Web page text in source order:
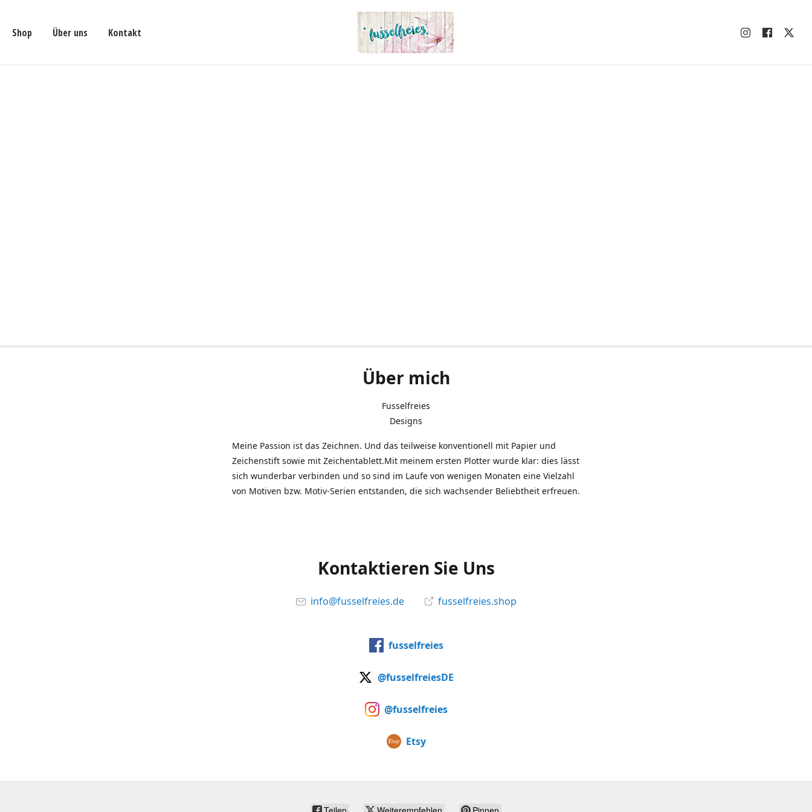
Shop Über uns Kontakt
Über mich
Fusselfreies
Designs
Meine Passion ist das Zeichnen. Und das teilweise konventionell mit Papier und
Zeichenstift sowie mit Zeichentablett.Mit meinem ersten Plotter wurde klar: dies lässt
sich wunderbar verbinden und so sind im Laufe von wenigen Monaten eine Vielzahl
von Motiven bzw. Motiv-Serien entstanden, die sich wachsender Beliebtheit erfreuen.
Kontaktieren Sie Uns
info@fusselfreies.de fusselfreies.shop
fusselfreies
@fusselfreiesDE
@fusselfreies
Etsy